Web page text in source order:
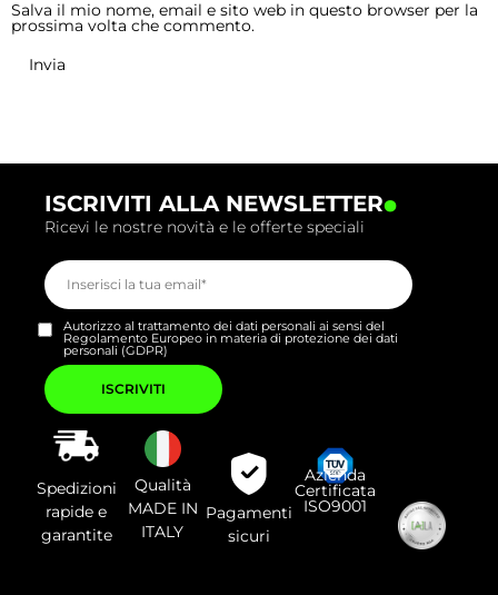
Salva il mio nome, email e sito web in questo browser per la
prossima volta che commento.
ISCRIVITI ALLA NEWSLETTER.
Ricevi le nostre novità e le offerte speciali
Autorizzo al trattamento dei dati personali ai sensi del
Regolamento Europeo in materia di protezione dei dati
personali (GDPR)
Si
prega
di
lasciare
vuoto
questo
campo.
Spedizioni
rapide e
garantite
Qualità
MADE IN
ITALY
Pagamenti
sicuri
Azienda
Certificata
ISO9001